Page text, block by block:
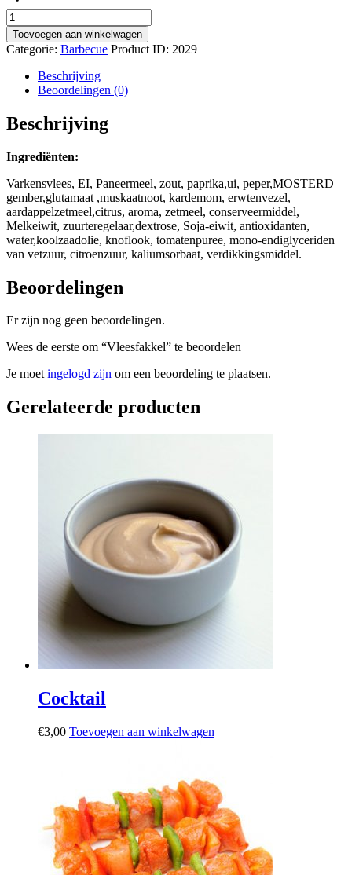
Vleesfakkel
aantal
Toevoegen aan winkelwagen
Categorie: Barbecue Product ID: 2029
Beschrijving
Beoordelingen (0)
Beschrijving
Ingrediënten:
Varkensvlees, EI, Paneermeel, zout, paprika,ui, peper,MOSTERD
gember,glutamaat ,muskaatnoot, kardemom, erwtenvezel,
aardappelzetmeel,citrus, aroma, zetmeel, conserveermiddel,
Melkeiwit, zuurteregelaar,dextrose, Soja-eiwit, antioxidanten,
water,koolzaadolie, knoflook, tomatenpuree, mono-endiglyceriden
van vetzuur, citroenzuur, kaliumsorbaat, verdikkingsmiddel.
Beoordelingen
Er zijn nog geen beoordelingen.
Wees de eerste om “Vleesfakkel” te beoordelen
Je moetingelogd zijn om een beoordeling te plaatsen.
Gerelateerde producten
Cocktail
€3,00 Toevoegen aan winkelwagen